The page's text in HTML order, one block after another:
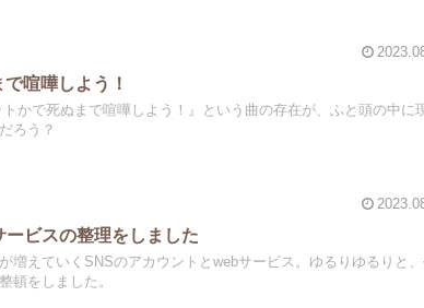
喧嘩しよう！
かで死ぬまで喧嘩しよう！』という曲の存在が、ふと頭の中に
ろう？
ービスの整理をしました
増えていくSNSのアカウントとwebサービス。ゆるりゆるりと
頓をしました。